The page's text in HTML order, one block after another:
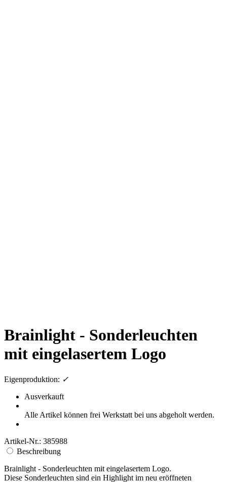
Brainlight - Sonderleuchten
mit eingelasertem Logo
Eigenproduktion: ✓
Ausverkauft
Alle Artikel können frei Werkstatt bei uns abgeholt werden.
Artikel-Nr.: 385988
Beschreibung
Brainlight - Sonderleuchten mit eingelasertem Logo.
Diese Sonderleuchten sind ein Highlight im neu eröffneten